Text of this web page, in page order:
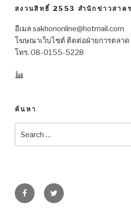
สงวนสิทธิ์ 2553 สำนักข่าวสาค
อีเมล sakhononline@hotmail.com
โฆษณาเว็บไซต์ ติดต่อฝ่ายการตลาด
โทร. 08-0155-5228
ค้นหา
FacebookTwitter